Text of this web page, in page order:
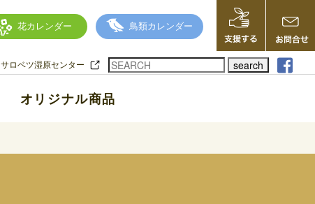
花カレンダー 鳥類カレンダー
サロベツ湿原センター search
オリジナル商品